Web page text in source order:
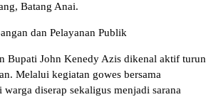
Batang Anai.
dan Pelayanan Publik
Bupati John Kenedy Azis dikenal aktif turun
Melalui kegiatan gowes bersama
warga diserap sekaligus menjadi sarana